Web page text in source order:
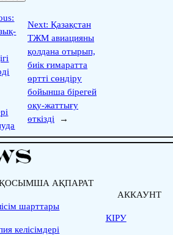
Next: Қазақстан
ТЖМ авиацияны
қолдана отырып,
биік ғимаратта
өртті сөндіру
бойынша бірегей
оқу-жаттығу
өткізді
→
АҚПАРАТ
шарттары
келісімдері
АККАУНТ
КІРУ